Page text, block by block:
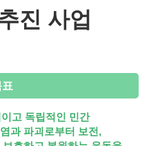
진 사업
고 독립적인 민간
과 파괴로부터 보전,